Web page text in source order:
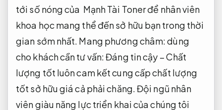
tới số nóng của Mạnh Tài Toner để nhân viên
khoa học mang thể đến sở hữu bạn trong thời
gian sớm nhất. Mang phương châm: dùng
cho khách cần tư vấn: Đáng tin cậy – Chất
lượng tốt luôn cam kết cung cấp chất lượng
tốt sở hữu giá cả phải chăng. Đội ngũ nhân
viên giàu năng lực triển khai của chúng tôi